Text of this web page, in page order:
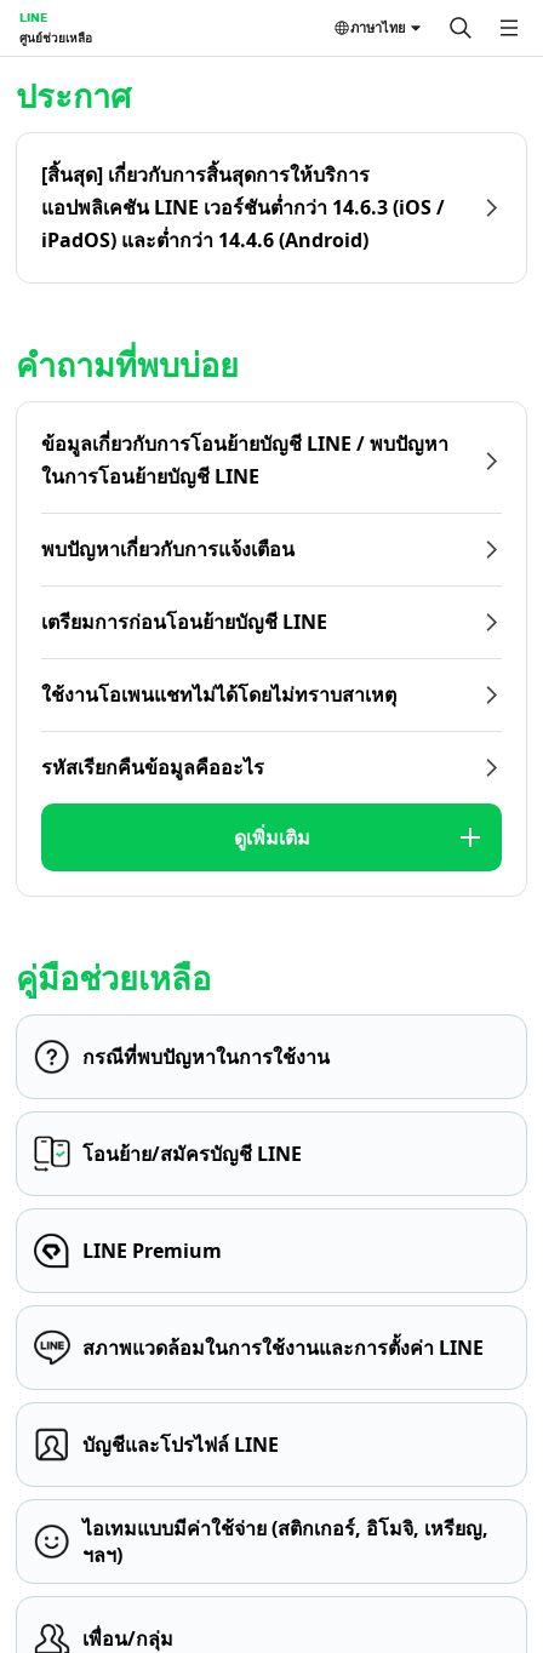
LINE
ศูนย์ช่วยเหลือ
ภาษาไทย
ประกาศ
[สิ้นสุด] เกี่ยวกับการสิ้นสุดการให้บริการ
แอปพลิเคชัน LINE เวอร์ชันต่ำกว่า 14.6.3 (iOS /
iPadOS) และต่ำกว่า 14.4.6 (Android)
คำถามที่พบบ่อย
ข้อมูลเกี่ยวกับการโอนย้ายบัญชี LINE / พบปัญหา
ในการโอนย้ายบัญชี LINE
พบปัญหาเกี่ยวกับการแจ้งเตือน
เตรียมการก่อนโอนย้ายบัญชี LINE
ใช้งานโอเพนแชทไม่ได้โดยไม่ทราบสาเหตุ
รหัสเรียกคืนข้อมูลคืออะไร
ดูเพิ่มเติม
คู่มือช่วยเหลือ
กรณีที่พบปัญหาในการใช้งาน
โอนย้าย/สมัครบัญชี LINE
LINE Premium
สภาพแวดล้อมในการใช้งานและการตั้งค่า LINE
บัญชีและโปรไฟล์ LINE
ไอเทมแบบมีค่าใช้จ่าย (สติกเกอร์, อิโมจิ, เหรียญ,
ฯลฯ)
เพื่อน/กลุ่ม